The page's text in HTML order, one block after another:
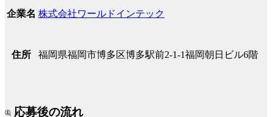
企業名 株式会社ワールドインテック
住所 福岡県福岡市博多区博多駅前2-1-1福岡朝日ビル6階
応募後の流れ